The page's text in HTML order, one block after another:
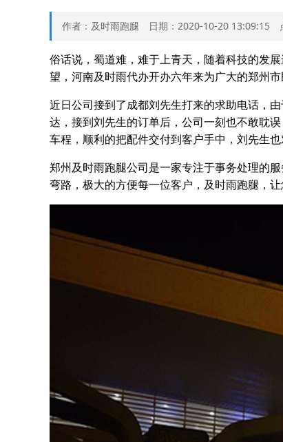
作者：及时雨跑腿 日期：2020-10-20 13:09:15
俗话说，蜀道难，难于上青天，随着科技的发
望，河南及时雨代办开办六年来为广大的郑州
近日公司接到了成都刘先生打来的求助电话，
达，接到刘先生的订单后，公司一刻也不敢耽
车程，顺利的把配件交付到客户手中，刘先生
郑州及时雨跑腿公司是一家专注于事务处理的
弯路，极大的方便每一位客户，及时雨跑腿，让